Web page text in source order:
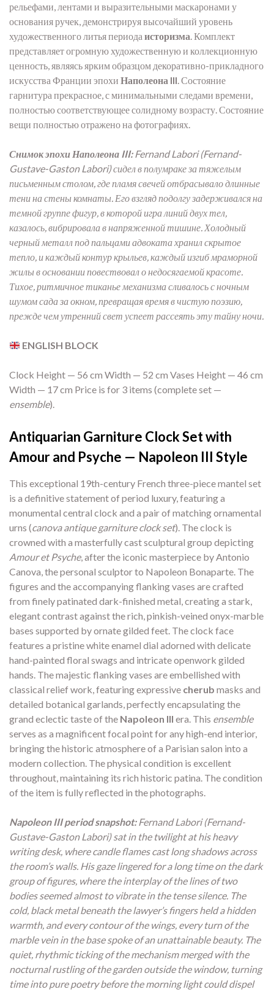
рельефами, лентами и выразительными маскаронами у
основания ручек, демонстрируя высочайший уровень
художественного литья периода историзма. Комплект
представляет огромную художественную и коллекционную
ценность, являясь ярким образцом декоративно-прикладного
искусства Франции эпохи Наполеона III. Состояние
гарнитура прекрасное, с минимальными следами времени,
полностью соответствующее солидному возрасту. Состояние
вещи полностью отражено на фотографиях.
Снимок эпохи Наполеона III: Fernand Labori (Fernand-
Gustave-Gaston Labori) сидел в полумраке за тяжелым
письменным столом, где пламя свечей отбрасывало длинные
тени на стены комнаты. Его взгляд подолгу задерживался на
темной группе фигур, в которой игра линий двух тел,
казалось, вибрировала в напряженной тишине. Холодный
черный металл под пальцами адвоката хранил скрытое
тепло, и каждый контур крыльев, каждый изгиб мраморной
жилы в основании повествовал о недосягаемой красоте.
Тихое, ритмичное тиканье механизма сливалось с ночным
шумом сада за окном, превращая время в чистую поэзию,
прежде чем утренний свет успеет рассеять эту тайну ночи.
ENGLISH BLOCK
Clock Height — 56 cm Width — 52 cm Vases Height — 46 cm
Width — 17 cm Price is for 3 items (complete set —
ensemble).
Antiquarian Garniture Clock Set with
Amour and Psyche — Napoleon III Style
This exceptional 19th-century French three-piece mantel set
is a definitive statement of period luxury, featuring a
monumental central clock and a pair of matching ornamental
urns (canova antique garniture clock set). The clock is
crowned with a masterfully cast sculptural group depicting
Amour et Psyche, after the iconic masterpiece by Antonio
Canova, the personal sculptor to Napoleon Bonaparte. The
figures and the accompanying flanking vases are crafted
from finely patinated dark-finished metal, creating a stark,
elegant contrast against the rich, pinkish-veined onyx-marble
bases supported by ornate gilded feet. The clock face
features a pristine white enamel dial adorned with delicate
hand-painted floral swags and intricate openwork gilded
hands. The majestic flanking vases are embellished with
classical relief work, featuring expressive cherub masks and
detailed botanical garlands, perfectly encapsulating the
grand eclectic taste of the Napoleon III era. This ensemble
serves as a magnificent focal point for any high-end interior,
bringing the historic atmosphere of a Parisian salon into a
modern collection. The physical condition is excellent
throughout, maintaining its rich historic patina. The condition
of the item is fully reflected in the photographs.
Napoleon III period snapshot: Fernand Labori (Fernand-
Gustave-Gaston Labori) sat in the twilight at his heavy
writing desk, where candle flames cast long shadows across
the room’s walls. His gaze lingered for a long time on the dark
group of figures, where the interplay of the lines of two
bodies seemed almost to vibrate in the tense silence. The
cold, black metal beneath the lawyer’s fingers held a hidden
warmth, and every contour of the wings, every turn of the
marble vein in the base spoke of an unattainable beauty. The
quiet, rhythmic ticking of the mechanism merged with the
nocturnal rustling of the garden outside the window, turning
time into pure poetry before the morning light could dispel